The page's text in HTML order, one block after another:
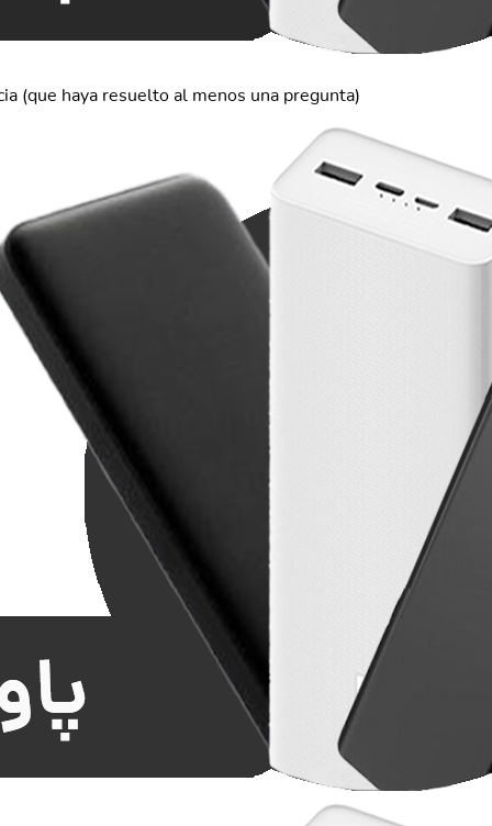
(que haya resuelto al menos una pregunta)